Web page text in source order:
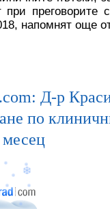
при
напомнят още
Д-р
по
месец